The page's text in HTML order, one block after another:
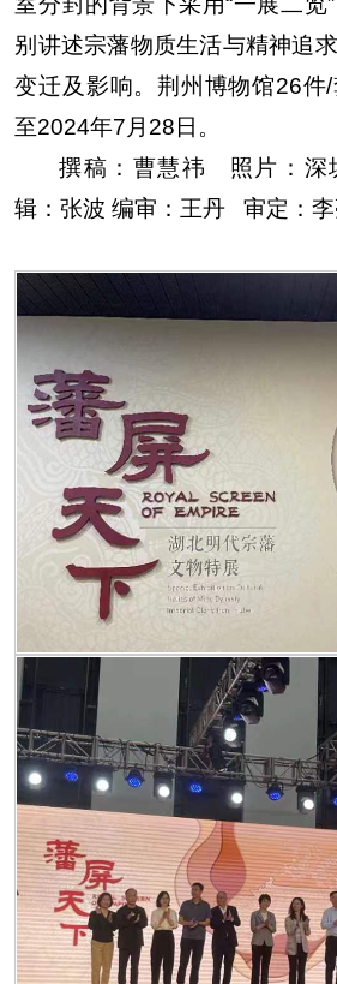
别讲述宗藩物质生活与精神追
变迁及影响。荆州博物馆26件/
至2024年7 月 28日。
撰稿：曹慧祎 照片：
辑：张波 编审：王丹 审定：